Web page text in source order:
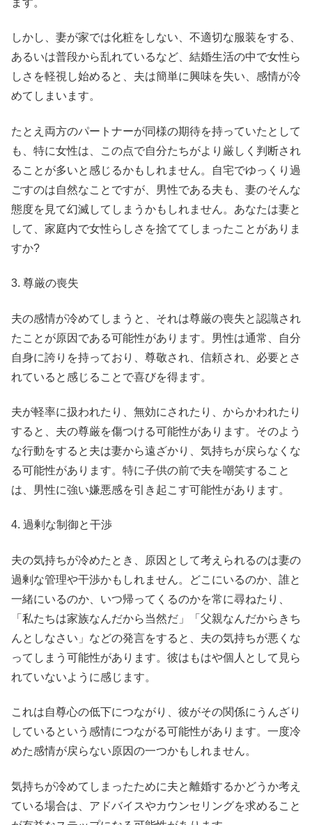
ます。
しかし、妻が家では化粧をしない、不適切な服装をする、
あるいは普段から乱れているなど、結婚生活の中で女性ら
しさを軽視し始めると、夫は簡単に興味を失い、感情が冷
めてしまいます。
たとえ両方のパートナーが同様の期待を持っていたとして
も、特に女性は、この点で自分たちがより厳しく判断され
ることが多いと感じるかもしれません。自宅でゆっくり過
ごすのは自然なことですが、男性である夫も、妻のそんな
態度を見て幻滅してしまうかもしれません。あなたは妻と
して、家庭内で女性らしさを捨ててしまったことがありま
すか?
3. 尊厳の喪失
夫の感情が冷めてしまうと、それは尊厳の喪失と認識され
たことが原因である可能性があります。男性は通常、自分
自身に誇りを持っており、尊敬され、信頼され、必要とさ
れていると感じることで喜びを得ます。
夫が軽率に扱われたり、無効にされたり、からかわれたり
すると、夫の尊厳を傷つける可能性があります。そのよう
な行動をすると夫は妻から遠ざかり、気持ちが戻らなくな
る可能性があります。特に子供の前で夫を嘲笑すること
は、男性に強い嫌悪感を引き起こす可能性があります。
4. 過剰な制御と干渉
夫の気持ちが冷めたとき、原因として考えられるのは妻の
過剰な管理や干渉かもしれません。どこにいるのか、誰と
一緒にいるのか、いつ帰ってくるのかを常に尋ねたり、
「私たちは家族なんだから当然だ」「父親なんだからきち
んとしなさい」などの発言をすると、夫の気持ちが悪くな
ってしまう可能性があります。彼はもはや個人として見ら
れていないように感じます。
これは自尊心の低下につながり、彼がその関係にうんざり
しているという感情につながる可能性があります。一度冷
めた感情が戻らない原因の一つかもしれません。
気持ちが冷めてしまったために夫と離婚するかどうか考え
ている場合は、アドバイスやカウンセリングを求めること